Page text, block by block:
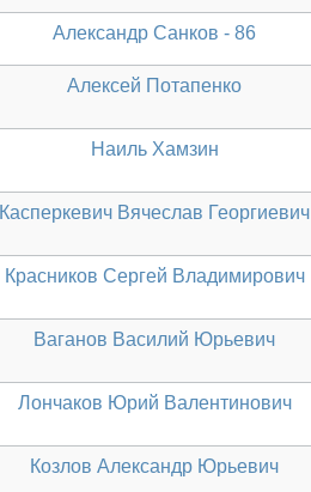
Александр Санков - 86
Алексей Потапенко
Наиль Хамзин
Касперкевич Вячеслав Георгиевич
Красников Сергей Владимирович
Ваганов Василий Юрьевич
Лончаков Юрий Валентинович
Козлов Александр Юрьевич